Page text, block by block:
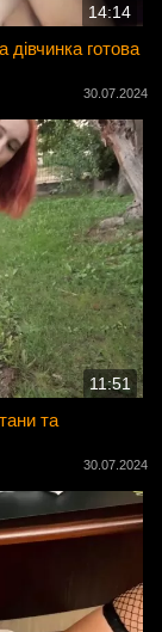
14:14
дівчинка готова
30.07.2024
11:51
та
30.07.2024